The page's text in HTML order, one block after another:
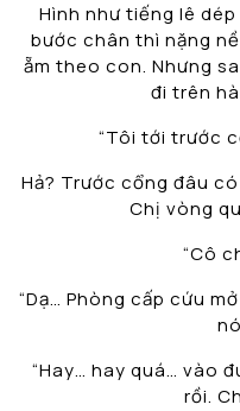
Hình như tiếng lê
bước chân thì nặng
ẵm theo con. Nhưng
đi trên
“Tôi tới trước
Hả? Trước cổng đâu
Chị vòng
“Cô
“Dạ… Phòng cấp cứu
“Hay… hay quá… vào
rồi.